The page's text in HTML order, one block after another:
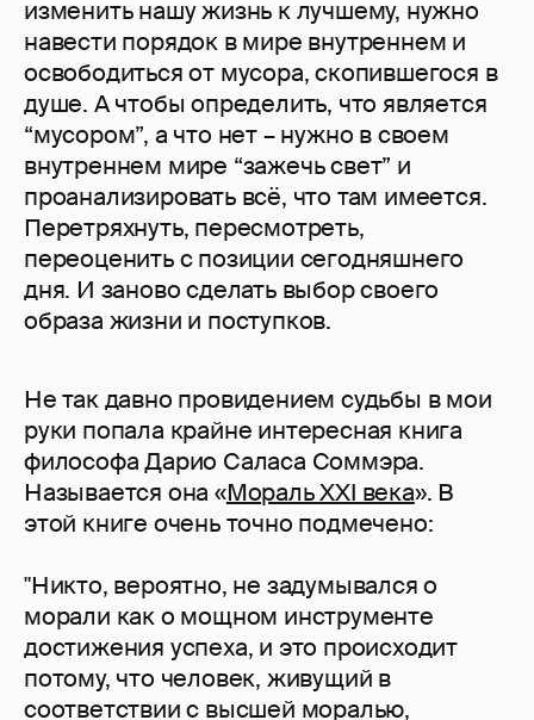
изменить нашу жизнь к лучшему, нужно
навести порядок в мире внутреннем и
освободиться от мусора, скопившегося в
душе. А чтобы определить, что является
“мусором”, а что нет – нужно в своем
внутреннем мире “зажечь свет” и
проанализировать всё, что там имеется.
Перетряхнуть, пересмотреть,
переоценить с позиции сегодняшнего
дня. И заново сделать выбор своего
образа жизни и поступков.
Не так давно провидением судьбы в мои
руки попала крайне интересная книга
философа Дарио Саласа Соммэра.
Называется она «Мораль XXI века». В
этой книге очень точно подмечено:
"Никто, вероятно, не задумывался о
морали как о мощном инструменте
достижения успеха, и это происходит
потому, что человек, живущий в
соответствии с высшей моралью,